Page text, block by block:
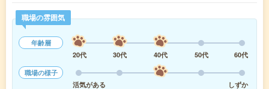
職場の雰囲気
年齢層
20代
30代 40代 50代
60代
職場の様子
活気がある
しずか